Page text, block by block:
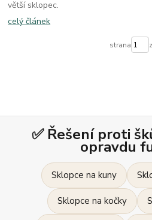
větší sklopec.
celý článek
strana
✅ Řešení proti
opravdu
Sklopce na kuny
Sklopce na kočky